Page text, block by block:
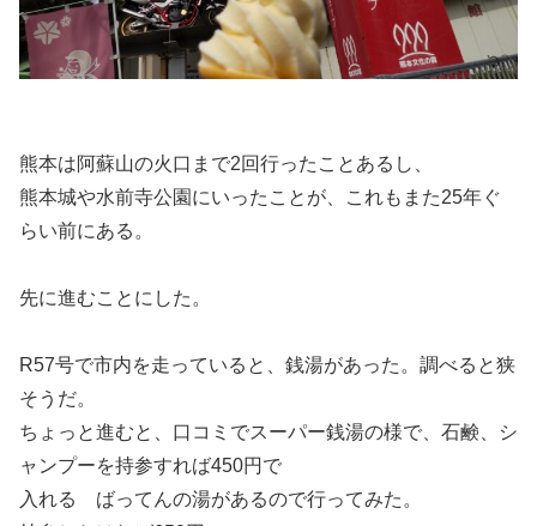
熊本は阿蘇山の火口まで2回行ったことあるし、
熊本城や水前寺公園にいったことが、これもまた25年ぐ
らい前にある。
先に進むことにした。
R57号で市内を走っていると、銭湯があった。調べると狭
そうだ。
ちょっと進むと、口コミでスーパー銭湯の様で、石鹸、シ
ャンプーを持参すれば450円で
入れる ばってんの湯があるので行ってみた。